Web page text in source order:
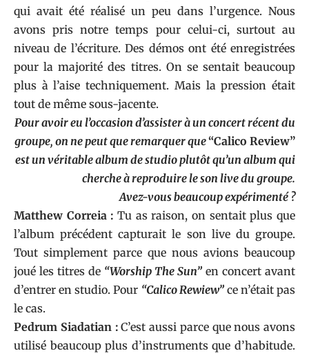
qui avait été réalisé un peu dans l’urgence. Nous
avons pris notre temps pour celui-ci, surtout au
niveau de l’écriture. Des démos ont été enregistrées
pour la majorité des titres. On se sentait beaucoup
plus à l’aise techniquement. Mais la pression était
tout de même sous-jacente.
Pour avoir eu l’occasion d’assister à un concert récent du
groupe, on ne peut que remarquer que“Calico Review”
est un véritable album de studio plutôt qu’un album qui
cherche à reproduire le son live du groupe.
Avez-vous beaucoup expérimenté ?
Matthew Correia : Tu as raison, on sentait plus que
l’album précédent capturait le son live du groupe.
Tout simplement parce que nous avions beaucoup
joué les titres de “Worship The Sun” en concert avant
d’entrer en studio. Pour “Calico Rewiew”ce n’était pas
le cas.
Pedrum Siadatian :C’est aussi parce que nous avons
utilisé beaucoup plus d’instruments que d’habitude.